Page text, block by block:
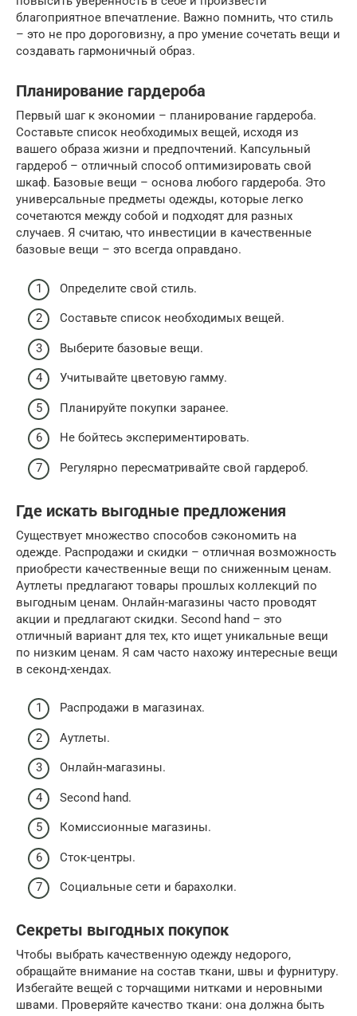
благоприятное впечатление. Важно помнить, что стиль
– это не про дороговизну, а про умение сочетать вещи и
создавать гармоничный образ.
Планирование гардероба
Первый шаг к экономии – планирование гардероба.
Составьте список необходимых вещей, исходя из
вашего образа жизни и предпочтений. Капсульный
гардероб – отличный способ оптимизировать свой
шкаф. Базовые вещи – основа любого гардероба. Это
универсальные предметы одежды, которые легко
сочетаются между собой и подходят для разных
случаев. Я считаю, что инвестиции в качественные
базовые вещи – это всегда оправдано.
Определите свой стиль.
Составьте список необходимых вещей.
Выберите базовые вещи.
Учитывайте цветовую гамму.
Планируйте покупки заранее.
Не бойтесь экспериментировать.
Регулярно пересматривайте свой гардероб.
Где искать выгодные предложения
Существует множество способов сэкономить на
одежде. Распродажи и скидки – отличная возможность
приобрести качественные вещи по сниженным ценам.
Аутлеты предлагают товары прошлых коллекций по
выгодным ценам. Онлайн-магазины часто проводят
акции и предлагают скидки. Second hand – это
отличный вариант для тех, кто ищет уникальные вещи
по низким ценам. Я сам часто нахожу интересные вещи
в секонд-хендах.
Распродажи в магазинах.
Аутлеты.
Онлайн-магазины.
Second hand.
Комиссионные магазины.
Сток-центры.
Социальные сети и барахолки.
Секреты выгодных покупок
Чтобы выбрать качественную одежду недорого,
обращайте внимание на состав ткани, швы и фурнитуру.
Избегайте вещей с торчащими нитками и неровными
швами. Проверяйте качество ткани: она должна быть